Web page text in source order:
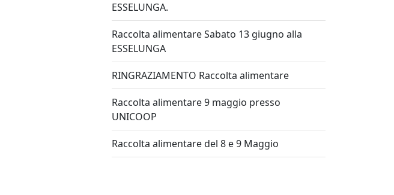
ESSELUNGA.
Raccolta alimentare Sabato 13 giugno alla
ESSELUNGA
RINGRAZIAMENTO Raccolta alimentare
Raccolta alimentare 9 maggio presso
UNICOOP
Raccolta alimentare del 8 e 9 Maggio